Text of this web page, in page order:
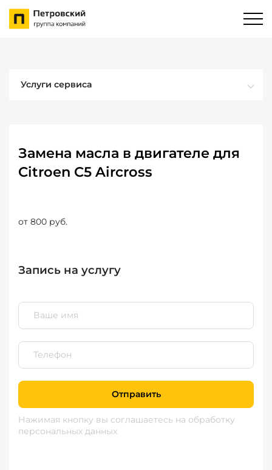
Услуги сервиса
Замена масла в двигателе для
Citroen C5 Aircross
от 800 руб.
Запись на услугу
Отправить
Нажимая кнопку вы соглашаетесь на обработку
персональных данных